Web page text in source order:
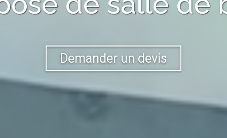
Demander un devis